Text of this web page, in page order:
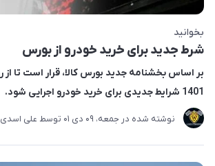
بخوانید
شرط جدید برای خرید خودرو از بورس
1401 شرایط جدیدی برای خرید خودرو اجرایی شود.
نوشته شده در جمعه، 09 دی 01 توسط علی اسدی